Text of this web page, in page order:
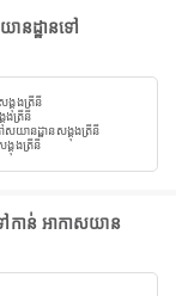
នដ្ឋានទៅ
តុងត្រីនី
ងត្រីនី
យានដ្ឋានសង្តុងត្រីនី
តុងត្រីនី
កាន់ អាកាសយាន